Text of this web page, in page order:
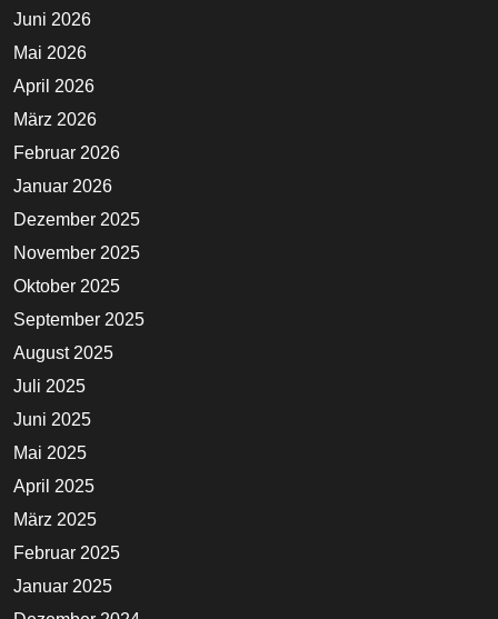
Juni 2026
Mai 2026
April 2026
März 2026
Februar 2026
Januar 2026
Dezember 2025
November 2025
Oktober 2025
September 2025
August 2025
Juli 2025
Juni 2025
Mai 2025
April 2025
März 2025
Februar 2025
Januar 2025